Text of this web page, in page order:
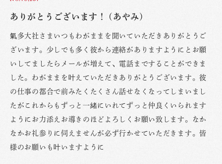
ありがとうございます！ (あやみ)
氣多大社さまいつもわがままを聞いていただきありがとうご
ざいます。少しでも多く彼から連絡がありますようにとお願
いしてましたらメールが増えて、電話まですることができま
した。わがままを叶えていただきありがとうございます。彼
の仕事の都合で前みたくたくさん話せなくなってしまいまし
たがこれからもずっと一緒にいれてずっと仲良くいられます
ようにお力添えお導きのほどよろしくお願い致します。なか
なかお礼参りに伺えませんが必ず行かせていただきます。皆
様のお願いも叶いますように